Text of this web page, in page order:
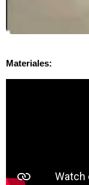
Materiales: